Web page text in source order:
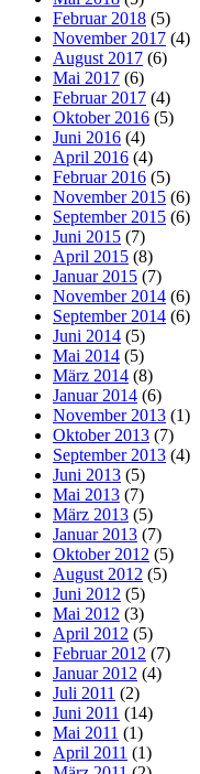
Februar 2018 (5)
November 2017 (4)
August 2017 (6)
Mai 2017 (6)
Februar 2017 (4)
Oktober 2016 (5)
Juni 2016 (4)
April 2016 (4)
Februar 2016 (5)
November 2015 (6)
September 2015 (6)
Juni 2015 (7)
April 2015 (8)
Januar 2015 (7)
November 2014 (6)
September 2014 (6)
Juni 2014 (5)
Mai 2014 (5)
März 2014 (8)
Januar 2014 (6)
November 2013 (1)
Oktober 2013 (7)
September 2013 (4)
Juni 2013 (5)
Mai 2013 (7)
März 2013 (5)
Januar 2013 (7)
Oktober 2012 (5)
August 2012 (5)
Juni 2012 (5)
Mai 2012 (3)
April 2012 (5)
Februar 2012 (7)
Januar 2012 (4)
Juli 2011 (2)
Juni 2011 (14)
Mai 2011 (1)
April 2011 (1)